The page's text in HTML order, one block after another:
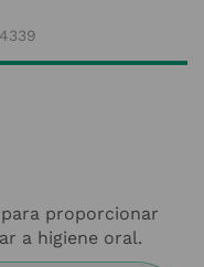
proporcionar
a higiene oral.